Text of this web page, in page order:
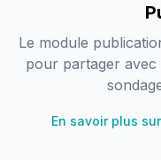
Le module
pour partager avec
En savoir plus